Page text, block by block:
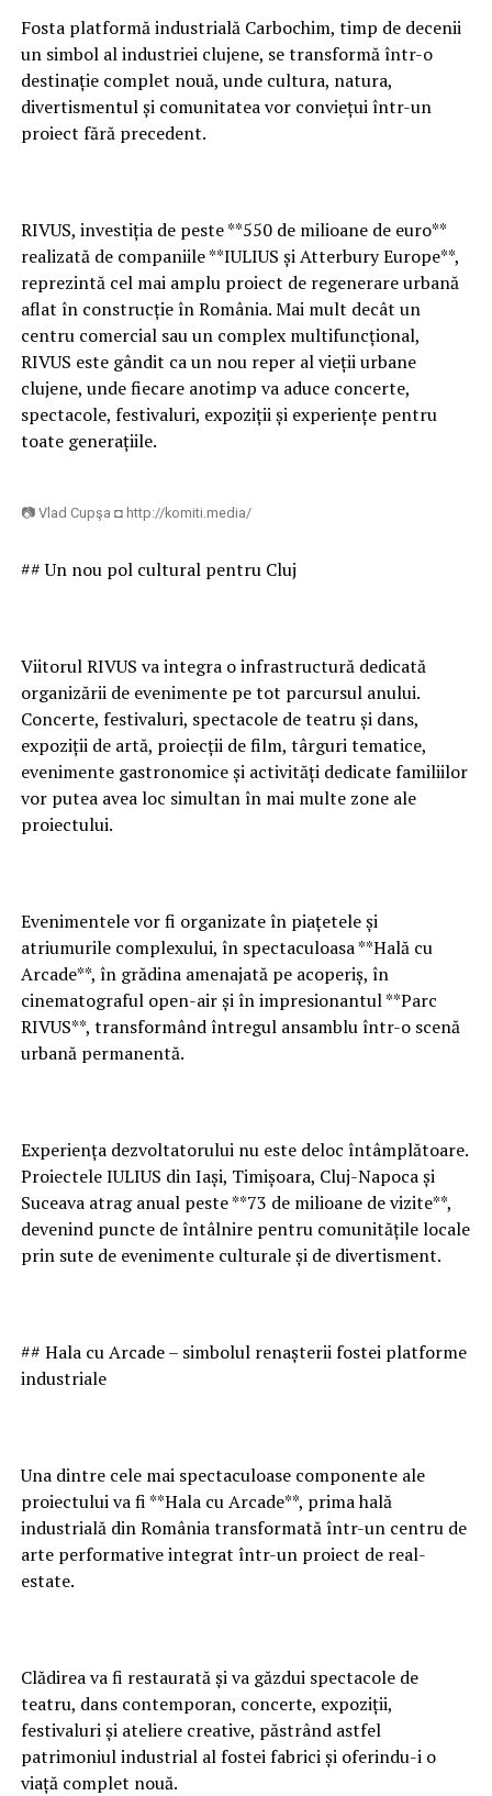
Fosta platformă industrială Carbochim, timp de decenii
un simbol al industriei clujene, se transformă într-o
destinație complet nouă, unde cultura, natura,
divertismentul și comunitatea vor conviețui într-un
proiect fără precedent.
RIVUS, investiția de peste **550 de milioane de euro**
realizată de companiile **IULIUS și Atterbury Europe**,
reprezintă cel mai amplu proiect de regenerare urbană
aflat în construcție în România. Mai mult decât un
centru comercial sau un complex multifuncțional,
RIVUS este gândit ca un nou reper al vieții urbane
clujene, unde fiecare anotimp va aduce concerte,
spectacole, festivaluri, expoziții și experiențe pentru
toate generațiile.
📷 Vlad Cupşa ◘ http://komiti.media/
## Un nou pol cultural pentru Cluj
Viitorul RIVUS va integra o infrastructură dedicată
organizării de evenimente pe tot parcursul anului.
Concerte, festivaluri, spectacole de teatru și dans,
expoziții de artă, proiecții de film, târguri tematice,
evenimente gastronomice și activități dedicate familiilor
vor putea avea loc simultan în mai multe zone ale
proiectului.
Evenimentele vor fi organizate în piațetele și
atriumurile complexului, în spectaculoasa **Hală cu
Arcade**, în grădina amenajată pe acoperiș, în
cinematograful open-air și în impresionantul **Parc
RIVUS**, transformând întregul ansamblu într-o scenă
urbană permanentă.
Experiența dezvoltatorului nu este deloc întâmplătoare.
Proiectele IULIUS din Iași, Timișoara, Cluj-Napoca și
Suceava atrag anual peste **73 de milioane de vizite**,
devenind puncte de întâlnire pentru comunitățile locale
prin sute de evenimente culturale și de divertisment.
## Hala cu Arcade – simbolul renașterii fostei platforme
industriale
Una dintre cele mai spectaculoase componente ale
proiectului va fi **Hala cu Arcade**, prima hală
industrială din România transformată într-un centru de
arte performative integrat într-un proiect de real-
estate.
Clădirea va fi restaurată și va găzdui spectacole de
teatru, dans contemporan, concerte, expoziții,
festivaluri și ateliere creative, păstrând astfel
patrimoniul industrial al fostei fabrici și oferindu-i o
viață complet nouă.